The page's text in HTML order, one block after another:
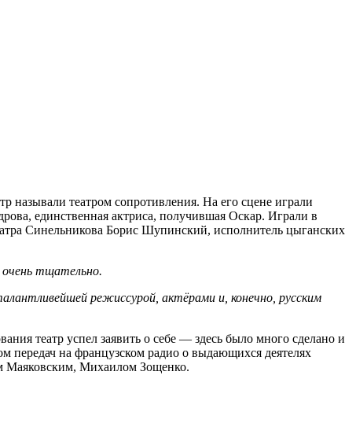
называли театром сопротивления. На его сцене играли
единственная актриса, получившая Оскар. Играли в
Синельникова Борис Шупинский, исполнитель цыганских
очень тщательно.
режиссурой, актёрами и, конечно, русским
театр успел заявить о себе — здесь было много сделано и
передач на французском радио о выдающихся деятелях
Маяковским, Михаилом Зощенко.